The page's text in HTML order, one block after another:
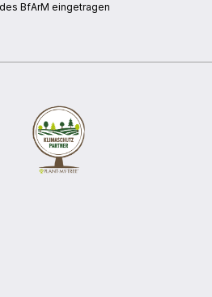
BfArM eingetragen